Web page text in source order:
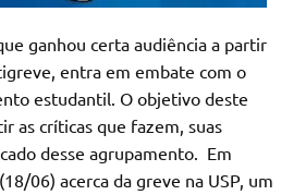
ganhou certa audiência a partir
entra em embate com o
estudantil. O objetivo deste
as críticas que fazem, suas
desse agrupamento. Em
06) acerca da greve na USP, um